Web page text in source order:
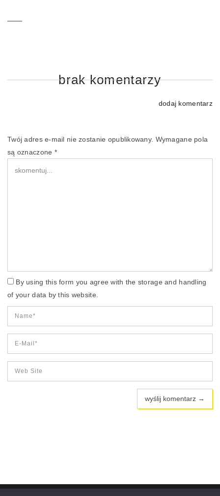
brak komentarzy
dodaj komentarz
Twój adres e-mail nie zostanie opublikowany. Wymagane pola
są oznaczone *
By using this form you agree with the storage and handling
of your data by this website.